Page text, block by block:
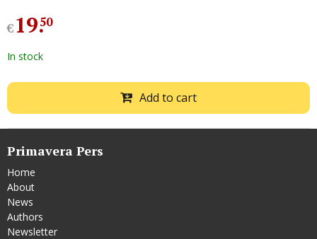
€19.
50
In stock
Add to cart
Primavera Pers
Home
About
News
Authors
Newsletter